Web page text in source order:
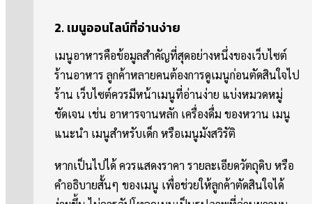
2. เมนูออนไลน์ที่อ่านง่าย
เมนูอาหารคือข้อมูลสำคัญที่สุดอย่างหนึ่งของเว็บไซต์
ร้านอาหาร ลูกค้าหลายคนต้องการดูเมนูก่อนตัดสินใจไป
ร้าน เว็บไซต์ควรมีหน้าเมนูที่อ่านง่าย แบ่งหมวดหมู่
ชัดเจน เช่น อาหารจานหลัก เครื่องดื่ม ของหวาน เมนู
แนะนำ เมนูสำหรับเด็ก หรือเมนูมังสวิรัติ
หากเป็นไปได้ ควรแสดงราคา รายละเอียดวัตถุดิบ หรือ
คำอธิบายสั้นๆ ของเมนู เพื่อช่วยให้ลูกค้าตัดสินใจได้